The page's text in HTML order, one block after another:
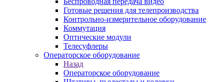
Готовые решения для телепроизводства
Контрольно-измерительное оборудование
Коммутация
Оптические модули
Телесуфлеры
Операторское оборудование
Назад
Операторское оборудование